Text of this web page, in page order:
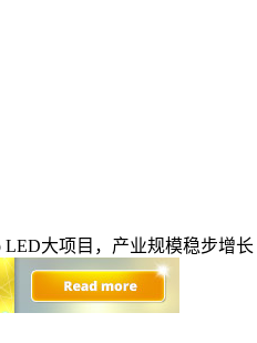
LED大项目，产业规模稳步增长